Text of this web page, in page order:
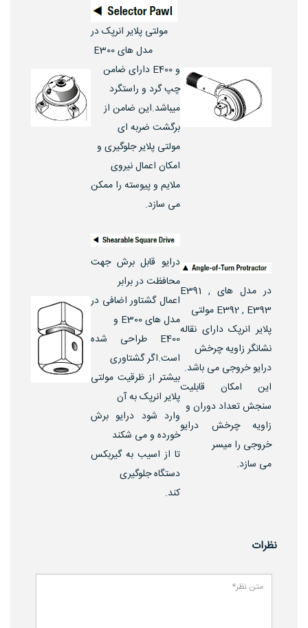
مولتی پلایر انرپک در
مدل های E300
و E400 دارای ضامن
چپ گرد و راستگرد
میباشد.این ضامن از
برگشت ضربه ای
مولتی پلایر جلوگیری و
امکان اعمال نیروی
ملایم و پیوسته را ممکن
می سازد.
در مدل های E391 ,
E392 , E393 مولتی
پلایر انرپک دارای نقاله
نشانگر زاویه چرخش
درایو خروجی می باشد.
این امکان قابلیت
سنجش تعداد دوران و
زاویه چرخش درایو
خروجی را میسر
می سازد.
درایو قابل برش جهت
محافظت در برابر
اعمال گشتاور اضافی در
مدل های E300 و
E400 طراحی شده
است.اگر گشتاوری
بیشتر از ظرقیت مولتی
پلایر انرپک به آن
وارد شود درایو برش
خورده و می شکند
تا از اسیب به گیربکس
دستگاه جلوگیری
کند.
نظرات